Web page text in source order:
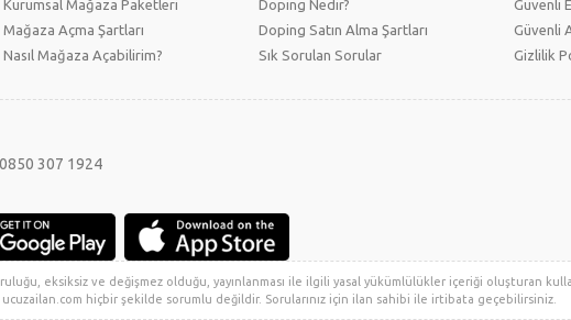
Kurumsal Mağaza Paketleri
Mağaza Açma Şartları
Nasıl Mağaza Açabilirim?
Doping Nedir?
Doping Satın Alma Şartları
Sık Sorulan Sorular
Güvenli
Güvenli
Gizlilik
307 1924
eksiksiz ve değişmez olduğu, yayınlanması ile ilgili yasal yükümlülükler içeriği oluşturan
hiçbir şekilde sorumlu değildir. Sorularınız için ilan sahibi ile irtibata geçebilirsiniz.